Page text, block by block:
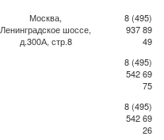
Москва,
Ленинградское шоссе,
д.300А, стр.8
8 (495)
937 89
49
8 (495)
542 69
75
8 (495)
542 69
26